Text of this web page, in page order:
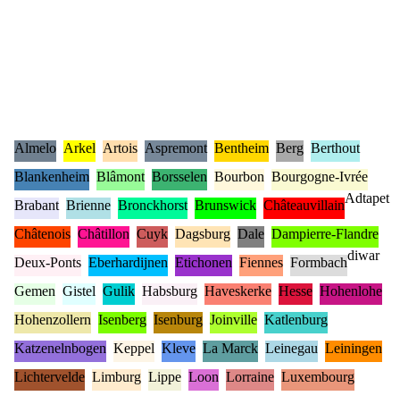
Almelo Arkel Artois Aspremont Bentheim Berg Berthout
Blankenheim Blâmont Borsselen Bourbon Bourgogne-Ivrée
Brabant Brienne Bronckhorst Brunswick Châteauvillain
Châtenois Châtillon Cuyk Dagsburg Dale Dampierre-Flandre
Deux-Ponts Eberhardijnen Etichonen Fiennes Formbach
Gemen Gistel Gulik Habsburg Haveskerke Hesse Hohenlohe
Hohenzollern Isenberg Isenburg Joinville Katlenburg
Katzenelnbogen Keppel Kleve La Marck Leinegau Leiningen
Lichtervelde Limburg Lippe Loon Lorraine Luxembourg
Adtapet
diwar